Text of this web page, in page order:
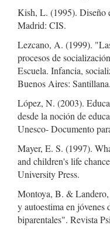
Kish, L. (1995). Diseño
Madrid: CIS.
Lezcano, A. (1999).
procesos de
Escuela. Infancia,
Buenos Aires: Santillana.
López, N. (2003).
desde la noción de
Unesco- Documento
Mayer, E. S. (1997).
and children's life
University Press.
Montoya, B. &
y autoestima en jóvenes
biparentales". Revista